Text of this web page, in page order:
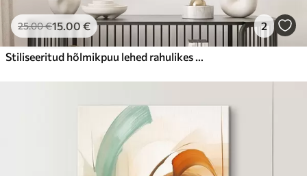
25.00€15.00 € 2
Stiliseeritud hõlmikpuu lehed rahulikes toonides